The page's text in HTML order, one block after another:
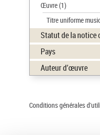
Œuvre(1)
Titre uniforme
Statut de la notice
Pays
Auteur d’œuvre
Conditions générales